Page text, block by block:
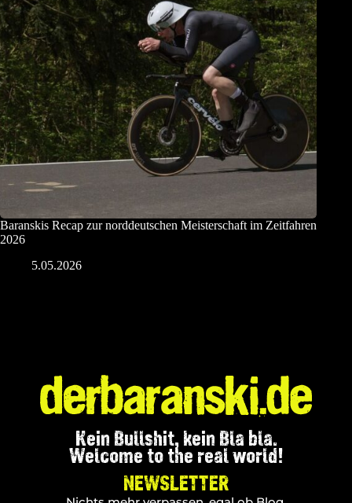
Baranskis Recap zur norddeutschen Meisterschaft im Zeitfahren
2026
5.05.2026
Kein Bullshit, kein Bla bla.
Welcome to the real world!
NEWSLETTER